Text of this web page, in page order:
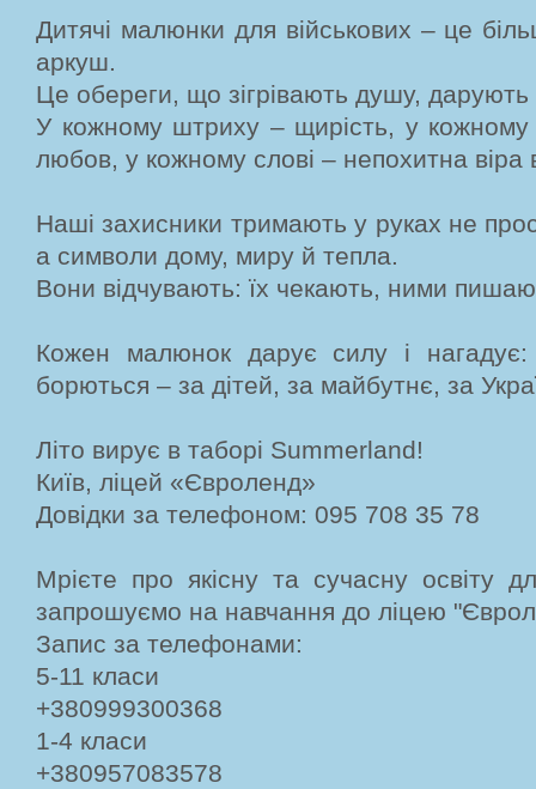
Дитячі малюнки для військових – це
аркуш.
Це обереги, що зігрівають душу, дарують
У кожному штриху – щирість, у кожному
любов, у кожному слові – непохитна віра
Наші захисники тримають у руках не
а символи дому, миру й тепла.
Вони відчувають: їх чекають, ними
Кожен малюнок дарує силу і
борються – за дітей, за майбутнє, за
Літо вирує в таборі Summerland!
Київ, ліцей «Євроленд»
Довідки за телефоном: 095 708 35 78
Мрієте про якісну та сучасну освіту
запрошуємо на навчання до ліцею
Запис за телефонами:
5-11 класи
+380999300368
1-4 класи
+380957083578